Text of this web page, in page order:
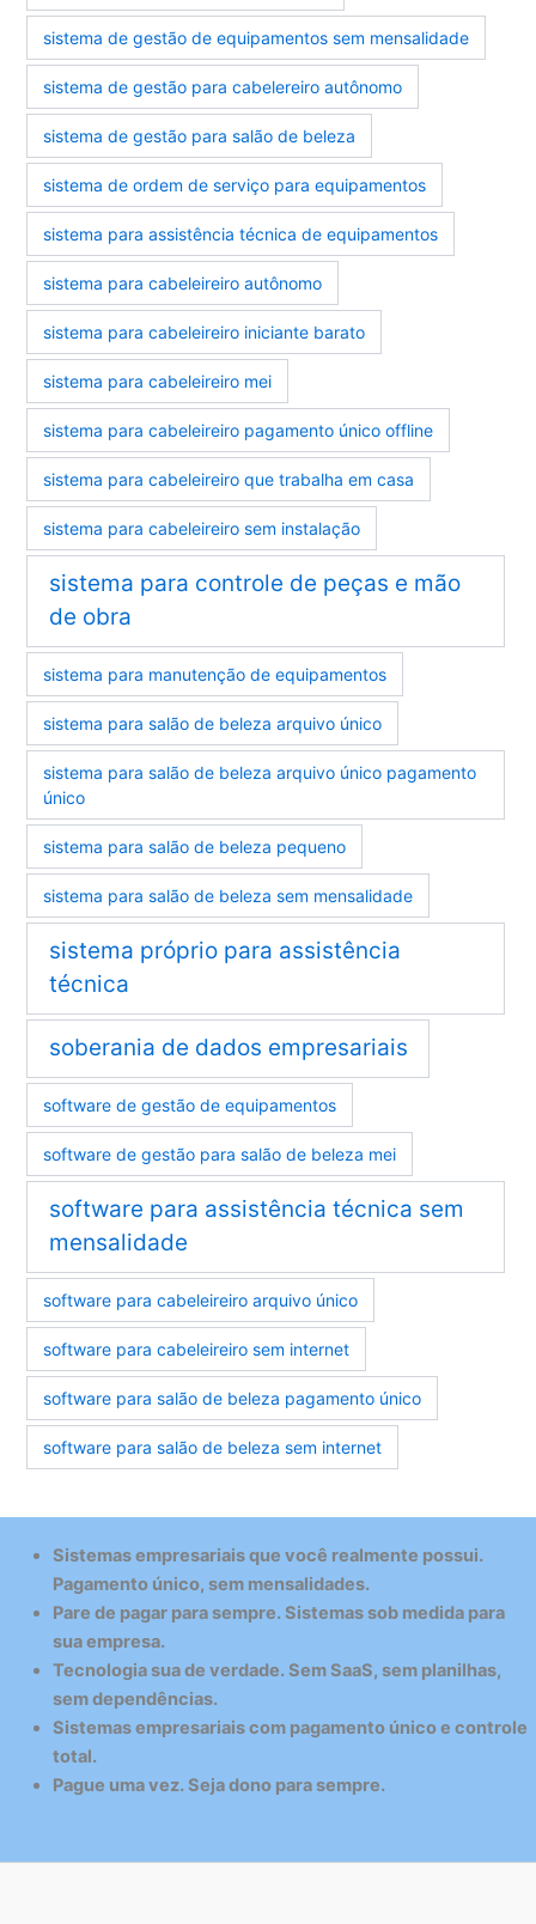
sistema de gestão de equipamentos sem mensalidade
sistema de gestão para cabelereiro autônomo
sistema de gestão para salão de beleza
sistema de ordem de serviço para equipamentos
sistema para assistência técnica de equipamentos
sistema para cabeleireiro autônomo
sistema para cabeleireiro iniciante barato
sistema para cabeleireiro mei
sistema para cabeleireiro pagamento único offline
sistema para cabeleireiro que trabalha em casa
sistema para cabeleireiro sem instalação
sistema para controle de peças e mão
de obra
sistema para manutenção de equipamentos
sistema para salão de beleza arquivo único
sistema para salão de beleza arquivo único pagamento
único
sistema para salão de beleza pequeno
sistema para salão de beleza sem mensalidade
sistema próprio para assistência
técnica
soberania de dados empresariais
software de gestão de equipamentos
software de gestão para salão de beleza mei
software para assistência técnica sem
mensalidade
software para cabeleireiro arquivo único
software para cabeleireiro sem internet
software para salão de beleza pagamento único
software para salão de beleza sem internet
Sistemas empresariais que você realmente possui.
Pagamento único, sem mensalidades.
Pare de pagar para sempre. Sistemas sob medida para
sua empresa.
Tecnologia sua de verdade. Sem SaaS, sem planilhas,
sem dependências.
Sistemas empresariais com pagamento único e controle
total.
Pague uma vez. Seja dono para sempre.